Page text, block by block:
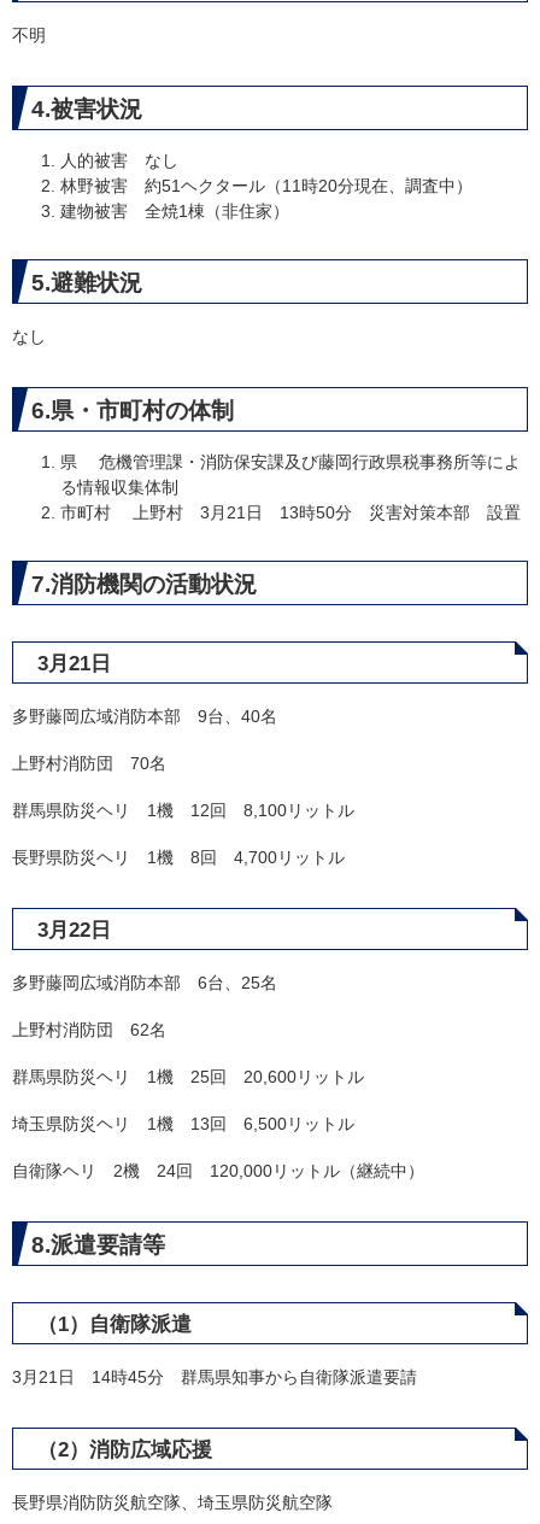
不明
4.被害状況
人的被害 なし
林野被害 約51ヘクタール（11時20分現在、調査中）
建物被害 全焼1棟（非住家）
5.避難状況
なし
6.県・市町村の体制
県 危機管理課・消防保安課及び藤岡行政県税事務所等によ
る情報収集体制
市町村 上野村 3月21日 13時50分 災害対策本部 設置
7.消防機関の活動状況
3月21日
多野藤岡広域消防本部 9台、40名
上野村消防団 70名
群馬県防災ヘリ 1機 12回 8,100リットル
長野県防災ヘリ 1機 8回 4,700リットル
3月22日
多野藤岡広域消防本部 6台、25名
上野村消防団 62名
群馬県防災ヘリ 1機 25回 20,600リットル
埼玉県防災ヘリ 1機 13回 6,500リットル
自衛隊ヘリ 2機 24回 120,000リットル（継続中）
8.派遣要請等​
（1）自衛隊派遣
3月21日 14時45分 群馬県知事から自衛隊派遣要請
（2）消防広域応援
長野県消防防災航空隊、埼玉県防災航空隊